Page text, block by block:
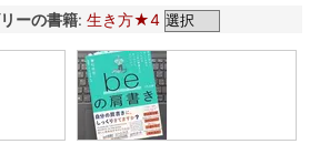
ーの書籍: 生き方★4